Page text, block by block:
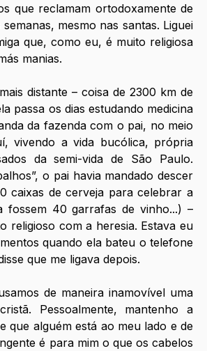
que reclamam ortodoxamente de
mesmo nas santas. Liguei
que, como eu, é muito religiosa
manias.
distante – coisa de 2300 km de
passa os dias estudando medicina
da fazenda com o pai, no meio
vivendo a vida bucólica, própria
da semi-vida de São Paulo.
o pai havia mandado descer
caixas de cerveja para celebrar a
fossem 40 garrafas de vinho...) –
religioso com a heresia. Estava eu
quando ela bateu o telefone
que me ligava depois.
de maneira inamovível uma
Pessoalmente, mantenho a
que alguém está ao meu lado e de
é para mim o que os cabelos